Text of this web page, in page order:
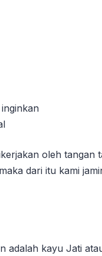
oleh tangan
dari itu kami
adalah kayu Jati